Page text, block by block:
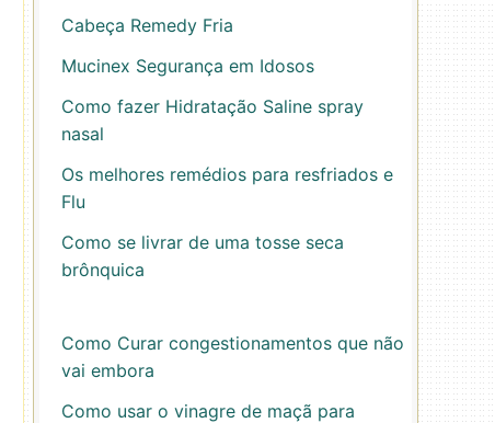
Cabeça Remedy Fria
Mucinex Segurança em Idosos
Como fazer Hidratação Saline spray
nasal
Os melhores remédios para resfriados e
Flu
Como se livrar de uma tosse seca
brônquica
Como Curar congestionamentos que não
vai embora
Como usar o vinagre de maçã para